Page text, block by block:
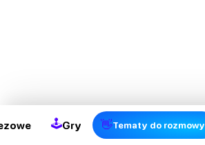
🕹Gry 👋Tematy do rozmowy